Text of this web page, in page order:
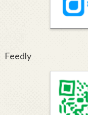
Feedly